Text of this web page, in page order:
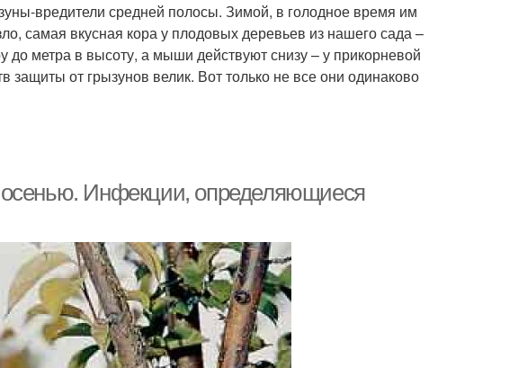
вредители средней полосы. Зимой, в голодное время им
самая вкусная кора у плодовых деревьев из нашего сада –
до метра в высоту, а мыши действуют снизу – у прикорневой
защиты от грызунов велик. Вот только не все они одинаково
осенью. Инфекции, определяющиеся